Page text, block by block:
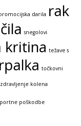
darila rak
snegolovi
kritina težave s
točkovni
zdravljenje kolena
poškodbe